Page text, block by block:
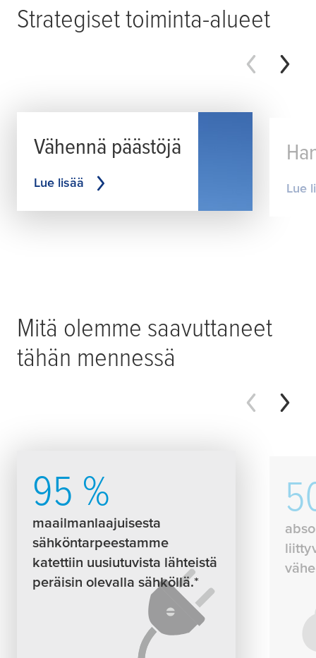
Strategiset toiminta-alueet
Vähennä päästöjä
Lue lisää Lue
Mitä olemme saavuttaneet
tähän mennessä
95 %
maailmanlaajuisesta
sähköntarpeestamme
katettiin uusiutuvista lähteistä
peräisin olevalla sähköllä.*